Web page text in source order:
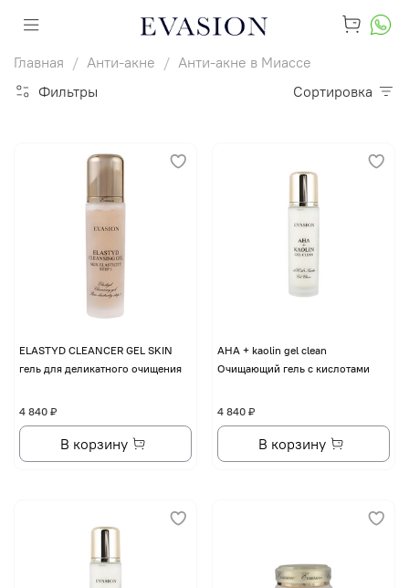
Главная Анти-акне
Анти-акне в Миассе
Фильтры
Сортировка
ELASTYD CLEANCER GEL SKIN
гель для деликатного очищения
4 840 ₽
В корзину
AHA + kaolin gel clean
Очищающий гель с кислотами
4 840 ₽
В корзину